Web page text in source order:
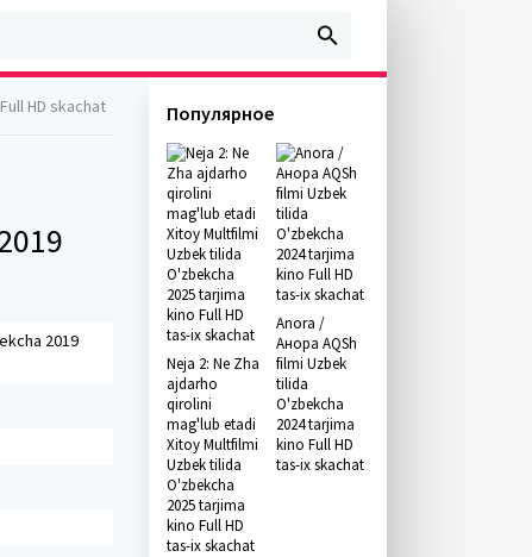
HD skachat
2019
Популярное
Neja 2: Ne Zha
ajdarho
qirolini
mag'lub etadi
Xitoy Multfilmi
Uzbek tilida
O'zbekcha
2025 tarjima
kino Full HD
tas-ix skachat
Anora /
Анора AQSh
filmi Uzbek
tilida
O'zbekcha
2024 tarjima
kino Full HD
tas-ix skachat